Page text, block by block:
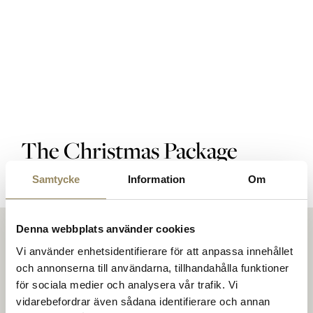
Samtycke Information Om
Denna webbplats använder cookies
Vi använder enhetsidentifierare för att anpassa innehållet
och annonserna till användarna, tillhandahålla funktioner
för sociala medier och analysera vår trafik. Vi
vidarebefordrar även sådana identifierare och annan
Golfpaket
Restaurang
Hotell
The Christmas Package
På The National möts människor för att spela golf
på banor i toppklass. För att utvecklas på en av